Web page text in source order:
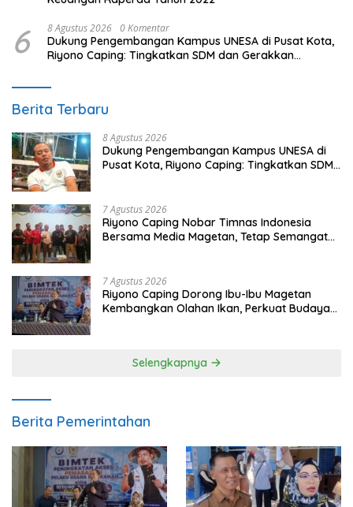
6 8 Agustus 2026 0 Komentar
Dukung Pengembangan Kampus UNESA di Pusat Kota,
Riyono Caping: Tingkatkan SDM dan Gerakkan
Berita Terbaru
8 Agustus 2026
Dukung Pengembangan Kampus UNESA di
Pusat Kota, Riyono Caping: Tingkatkan SDM
7 Agustus 2026
Riyono Caping Nobar Timnas Indonesia
Bersama Media Magetan, Tetap Semangat
7 Agustus 2026
Riyono Caping Dorong Ibu-Ibu Magetan
Kembangkan Olahan Ikan, Perkuat Budaya
Selengkapnya
Berita Pemerintahan